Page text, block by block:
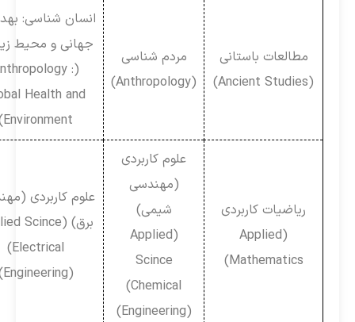
مطالعات باستانی
مردم شناسی
(Anthropology)
انسان شناسی: بهداشت
جهانی و محیط زیست
(Anthropology :
Global Health and
Environment)
ریاضیات کاربردی
(Applied
Mathematics)
علوم کاربردی
(مهندسی
شیمی)
(Applied
Scince
(Chemical
Engineering))
علوم کاربردی (مهندسی
برق) (Applied Scince
(Electrical
Engineering))